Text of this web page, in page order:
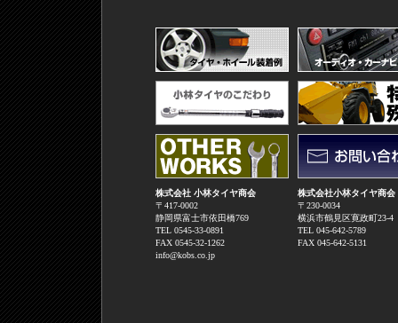
株式会社 小林タイヤ商会
株式会社小林タイヤ商会
〒417-0002
〒230-0034
静岡県富士市依田橋769
横浜市鶴見区寛政町
TEL 0545-33-0891
TEL 045-642-5789
FAX 0545-32-1262
FAX 045-642-5131
info@kobs.co.jp